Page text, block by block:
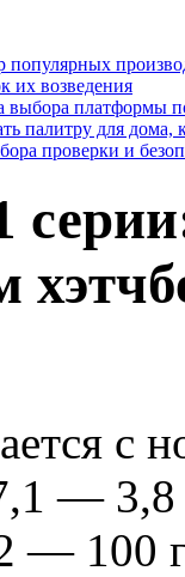
их возведения
выбора платформы
палитру для дома,
проверки и
с
—
— 100